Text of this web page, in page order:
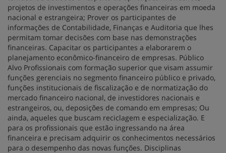
projetos de investimentos e operações financeiras em moeda
nacional e estrangeira; Prover os participantes de
informações de Contabilidade, Finanças e Auditoria que lhes
permitam tomar decisões com base nas demonstrações
financeiras. Capacitar os participantes a elaborarem o
planejamento econômico-financeiro de empresas. Público
Alvo Profissionais com formação superior que visam assumir
funções gerenciais no segmento financeiro público e privado,
funções institucionais de fiscalização e de normatização do
mercado financeiro nacional, de investidores nacionais e
estrangeiros, ou, deposições de comando em empresas; Ou
ainda, aqueles que buscam reciclagem e especialização. E
para os profissionais que estão ingressando na área
financeira e precisam adquirir os conhecimentos necessários
para o desempenho das novas funções. Disciplinas